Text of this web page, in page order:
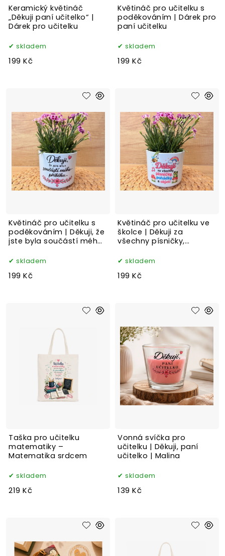
Keramický květináč
„Děkuji paní učitelko“ |
Dárek pro učitelku
skladem
199 Kč
Květináč pro učitelku s
poděkováním | Dárek pro
paní učitelku
skladem
199 Kč
Květináč pro učitelku s
poděkováním | Děkuji, že
jste byla součástí mého
skladem
199 Kč
Květináč pro učitelku ve
školce | Děkuji za
všechny písničky,
skladem
199 Kč
Taška pro učitelku
matematiky –
Matematika srdcem
skladem
219 Kč
Vonná svíčka pro
učitelku | Děkuji, paní
učitelko | Malina
skladem
139 Kč